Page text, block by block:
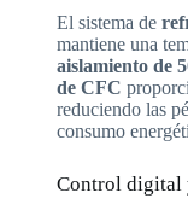
El sistema de
mantiene una
aislamiento de
de CFC
reduciendo las
consumo
Control digital